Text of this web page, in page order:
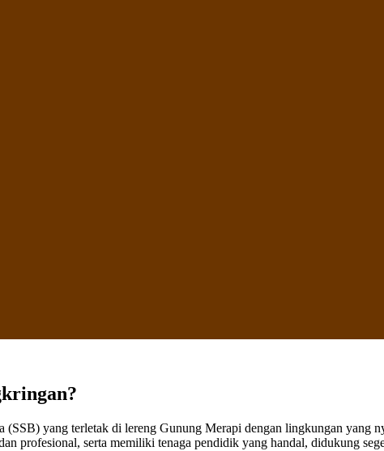
yang terletak di lereng Gunung Merapi dengan lingkungan yang
profesional, serta memiliki tenaga pendidik yang handal, didukung